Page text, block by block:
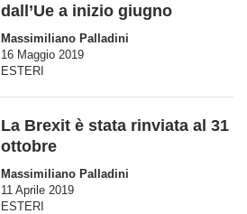
dall’Ue a inizio giugno
Massimiliano Palladini
16 Maggio 2019
ESTERI
La Brexit è stata rinviata al 31
ottobre
Massimiliano Palladini
11 Aprile 2019
ESTERI